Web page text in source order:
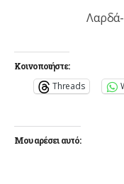
Κοινοποιήστε:
Threads
Μου αρέσει αυτό: